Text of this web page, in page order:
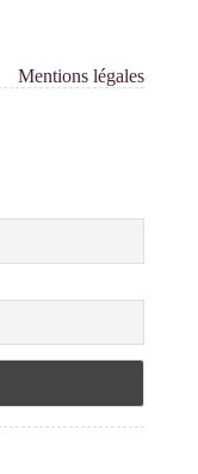
Mentions légales